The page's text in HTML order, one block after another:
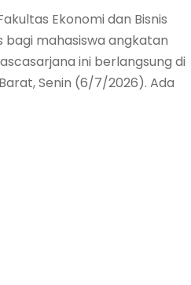
Ekonomi dan Bisnis
bagi mahasiswa angkatan
ini berlangsung di
Senin (6/7/2026). Ada